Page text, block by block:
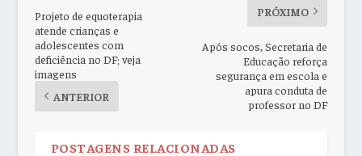
Projeto de equoterapia
atende crianças e
adolescentes com
deficiência no DF; veja
imagens
ANTERIOR
PRÓXIMO
Após socos, Secretaria de
Educação reforça
segurança em escola e
apura conduta de
professor no DF
POSTAGENS RELACIONADAS